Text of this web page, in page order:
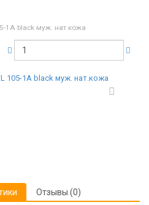
1A black муж. нат.кожа
105-1A black муж. нат.кожа
Отзывы (0)